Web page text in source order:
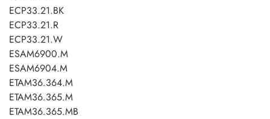
ECP33.21.BK
ECP33.21.R
ECP33.21.W
ESAM6900.M
ESAM6904.M
ETAM36.364.M
ETAM36.365.M
ETAM36.365.MB